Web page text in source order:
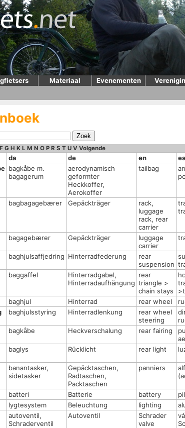
Materiaal Evenementen
F G H K L M N O P R S T U V Volgende
da de en es
bagkåbe m.
bagagerum
aerodynamisch
geformter
Heckkoffer,
Aerokoffer
tailbag
bagbagagebærer Gepäckträger
rack,
luggage
rack, rear
carrier
bagagebærer Gepäckträger
luggage
carrier
baghjulsaffjedring Hinterradfederung
rear
suspension
baggaffel
Hinterradgabel,
Hinterradaufhängung
rear
triangle >
chain stays
baghjul Hinterrad rear wheel
baghjulsstyring Hinterradlenkung
rear wheel
steering
bagkåbe Heckverschalung rear fairing
baglys Rücklicht rear light
banantasker,
sidetasker
Gepäcktaschen,
Radtaschen,
Packtaschen
panniers
batteri Batterie battery
lygtesystem Beleuchtung lighting
autoventil,
Schraderventil
Autoventil
Schrader
valve